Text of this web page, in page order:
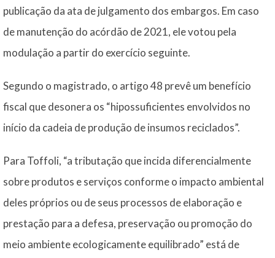
publicação da ata de julgamento dos embargos. Em caso
de manutenção do acórdão de 2021, ele votou pela
modulação a partir do exercício seguinte.
Segundo o magistrado, o artigo 48 prevê um benefício
fiscal que desonera os “hipossuficientes envolvidos no
início da cadeia de produção de insumos reciclados”.
Para Toffoli, “a tributação que incida diferencialmente
sobre produtos e serviços conforme o impacto ambiental
deles próprios ou de seus processos de elaboração e
prestação para a defesa, preservação ou promoção do
meio ambiente ecologicamente equilibrado” está de